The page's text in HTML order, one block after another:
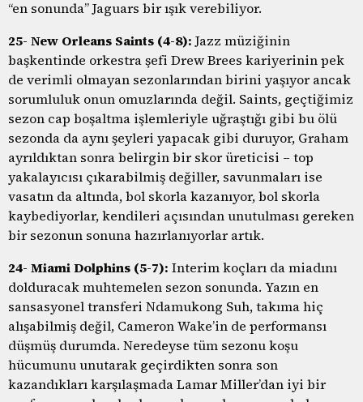
“en sonunda” Jaguars bir ışık verebiliyor.
25- New Orleans Saints (4-8): Jazz müziğinin
başkentinde orkestra şefi Drew Brees kariyerinin pek
de verimli olmayan sezonlarından birini yaşıyor ancak
sorumluluk onun omuzlarında değil. Saints, geçtiğimiz
sezon cap boşaltma işlemleriyle uğraştığı gibi bu ölü
sezonda da aynı şeyleri yapacak gibi duruyor, Graham
ayrıldıktan sonra belirgin bir skor üreticisi – top
yakalayıcısı çıkarabilmiş değiller, savunmaları ise
vasatın da altında, bol skorla kazanıyor, bol skorla
kaybediyorlar, kendileri açısından unutulması gereken
bir sezonun sonuna hazırlanıyorlar artık.
24- Miami Dolphins (5-7): Interim koçları da miadını
dolduracak muhtemelen sezon sonunda. Yazın en
sansasyonel transferi Ndamukong Suh, takıma hiç
alışabilmiş değil, Cameron Wake’in de performansı
düşmüş durumda. Neredeyse tüm sezonu koşu
hücumunu unutarak geçirdikten sonra son
kazandıkları karşılaşmada Lamar Miller’dan iyi bir